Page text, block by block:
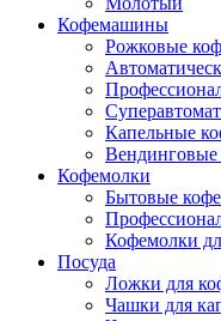
Кофемашины
Рожковые
Капельные
Вендинговые
Кофемолки
Бытовые
Кофемолки
Посуда
Ложки для
Чашки для